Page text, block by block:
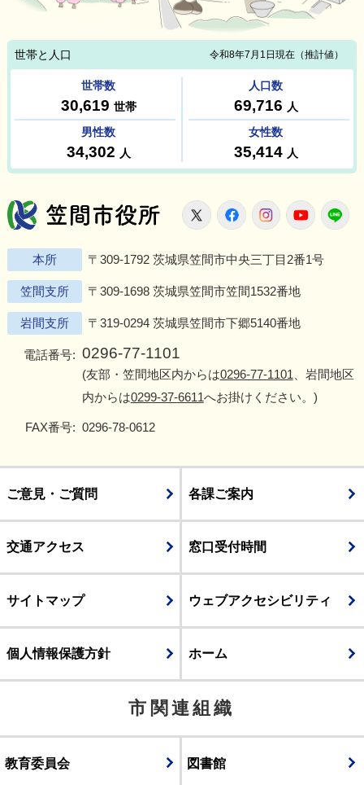
笠間市役所
X FacebookInstagram
本所 〒309-1792 茨城県笠間市中央三丁目2番1号
笠間支所 〒309-1698 茨城県笠間市笠間1532番地
岩間支所 〒319-0294 茨城県笠間市下郷5140番地
電話番号: 0296-77-1101
(友部・笠間地区内からは0296-77-1101 、岩間地区
内からは0299-37-6611へお掛けください。)
FAX番号: 0296-78-0612
ご意見・ご質問 各課ご案内
交通アクセス 窓口受付時間
サイトマップ ウェブアクセシビリティ
個人情報保護方針 ホーム
市関連組織
教育委員会 図書館